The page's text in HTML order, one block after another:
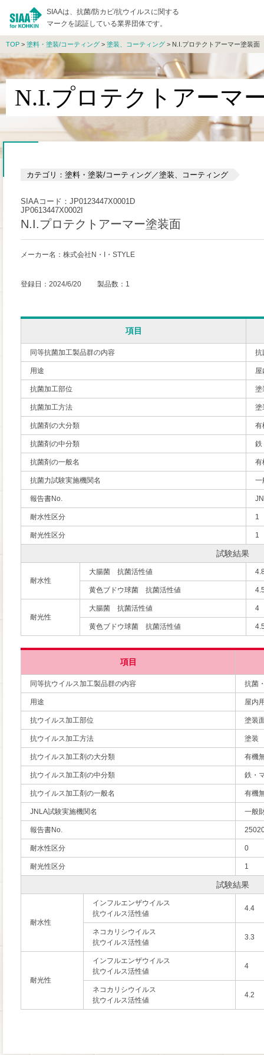
SIAAは、抗菌/防カビ/抗ウイルスに関する
マークを認証している業界団体です。
TOP > 塗料・塗装/コーティング > 塗装、コーティング > N.I.プロテクトアーマー塗装面
N.I.プロテクトアーマ
カテゴリ：塗料・塗装/コーティング／塗装、コーティング
SIAAコード：JP0123447X0001D
JP0613447X0002I
N.I.プロテクトアーマー塗装面
メーカー名：株式会社N・I・STYLE
登録日：2024/6/20 製品数：1
項目
同等抗菌加工製品群の内容 抗
用途
抗菌加工部位 塗
抗菌加工方法 塗
抗菌剤の大分類 有
抗菌剤の中分類 鉄
抗菌剤の一般名 有
抗菌力試験実施機関名 一
報告書No.
耐水性区分 1
耐光性区分 1
試験結果
耐水性
大腸菌 抗菌活性値
黄色ブドウ球菌 抗菌活性値
耐光性
大腸菌 抗菌活性値 4
黄色ブドウ球菌 抗菌活性値
項目
同等抗ウイルス加工製品群の内容 抗菌
用途 屋内
抗ウイルス加工部位 塗装
抗ウイルス加工方法 塗装
抗ウイルス加工剤の大分類 有機
抗ウイルス加工剤の中分類 鉄・
抗ウイルス加工剤の一般名 有機
JNLA試験実施機関名 一般
報告書No.
耐水性区分 0
耐光性区分 1
試験結果
耐水性
インフルエンザウイルス
抗ウイルス活性値
4.4
ネコカリシウイルス
抗ウイルス活性値
3.3
耐光性
インフルエンザウイルス
抗ウイルス活性値
4
ネコカリシウイルス
抗ウイルス活性値
4.2